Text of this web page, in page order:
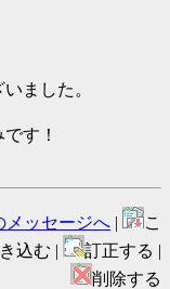
ました。
す！
メッセージへ |
こ
込む |
訂正する |
削除する